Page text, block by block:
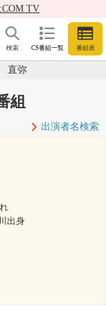
TV
CS番組一覧 番組表
検索
直弥
組
出演者名検索
出身